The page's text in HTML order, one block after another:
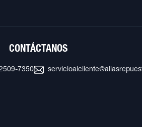
CONTÁCTANOS
7350